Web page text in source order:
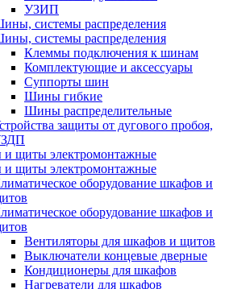
УЗИП
системы распределения
системы распределения
Клеммы подключения к шинам
Комплектующие и аксессуары
Суппорты шин
Шины гибкие
Шины распределительные
защиты от дугового пробоя,
щиты электромонтажные
щиты электромонтажные
оборудование шкафов и
оборудование шкафов и
Вентиляторы для шкафов и щитов
Выключатели концевые дверные
Кондиционеры для шкафов
Нагреватели для шкафов